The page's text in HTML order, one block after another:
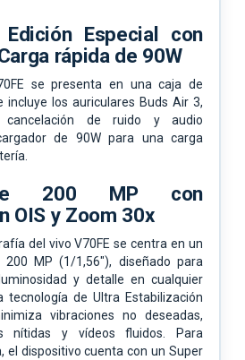
Edición Especial con
rápida de 90W
se presenta en una caja de
incluye los auriculares Buds Air 3,
de ruido y audio
de 90W para una carga
200 MP con
OIS y Zoom 30x
del vivo V70FE se centra en un
200 MP (1/1,56"), diseñado para
y detalle en cualquier
tecnología de Ultra Estabilización
vibraciones no deseadas,
nítidas y vídeos fluidos. Para
el dispositivo cuenta con un Super